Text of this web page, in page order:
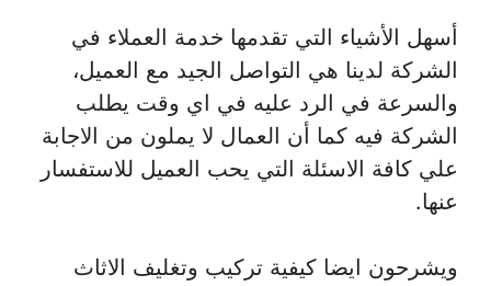
أسهل الأشياء التي تقدمها خدمة العملاء في
الشركة لدينا هي التواصل الجيد مع العميل،
والسرعة في الرد عليه في اي وقت يطلب
الشركة فيه كما أن العمال لا يملون من الاجابة
علي كافة الاسئلة التي يحب العميل للاستفسار
عنها.
ويشرحون ايضا كيفية تركيب وتغليف الاثاث